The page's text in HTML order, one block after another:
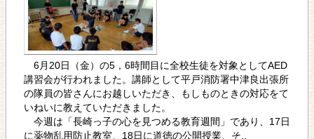
6月20日（金）の5，6時間目に全校生徒を対象としてAED
講習会が行われました。講師として平戸消防署中津良出張所
の隊員の皆さんにお越しいただき、もしものときの対応をて
いねいに教えていただきました。
今週は「長崎っ子の心を見つめる教育週間」であり、17日
に薬物乱用防止教室、18日に道徳の公開授業、そ..